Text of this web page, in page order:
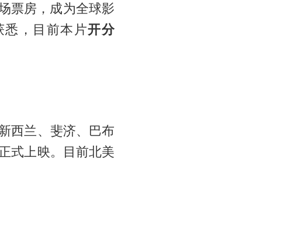
票房，成为全球影
悉，目前本片开分
西兰、斐济、巴布
式上映。目前北美